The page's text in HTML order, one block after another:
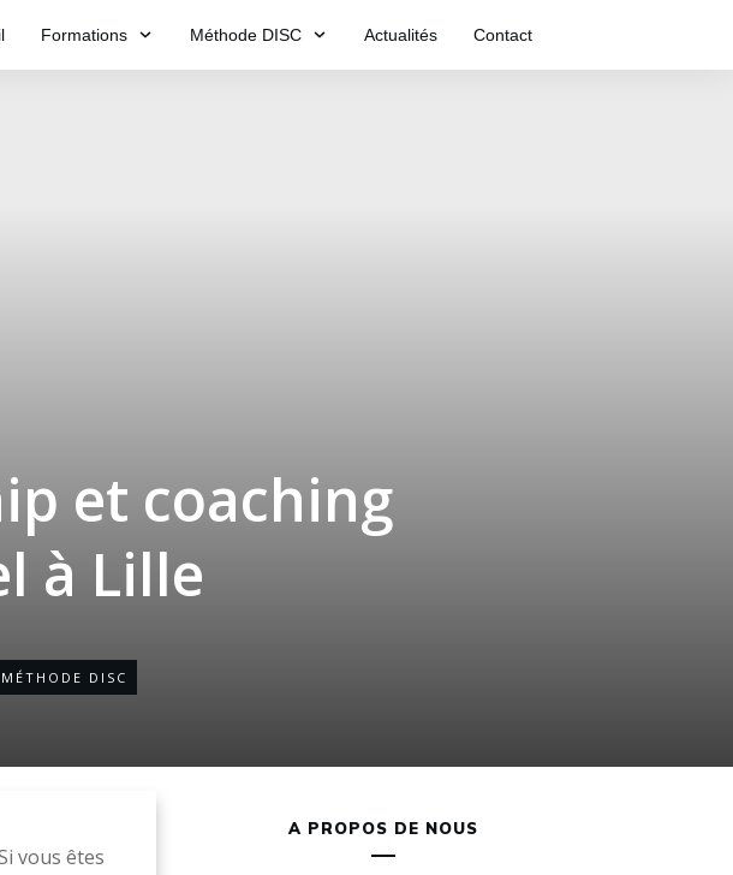
Formations Méthode DISC Actualités Contact
et coaching
à Lille
MÉTHODE DISC
vous êtes
A PROPOS DE NOUS